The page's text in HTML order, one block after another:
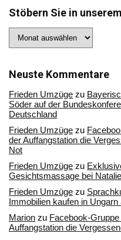
Stöbern Sie in
Sie
Archiv
Neuste Kommentare
Frieden Umzüge zu
Söder auf der
Deutschland
Frieden Umzüge zu
der Auffangstation die
Not
Frieden Umzüge zu
Gesichtsmassage bei
Frieden Umzüge zu
Immobilien kaufen in Ungarn
Marion zu Facebook-
Auffangstation die